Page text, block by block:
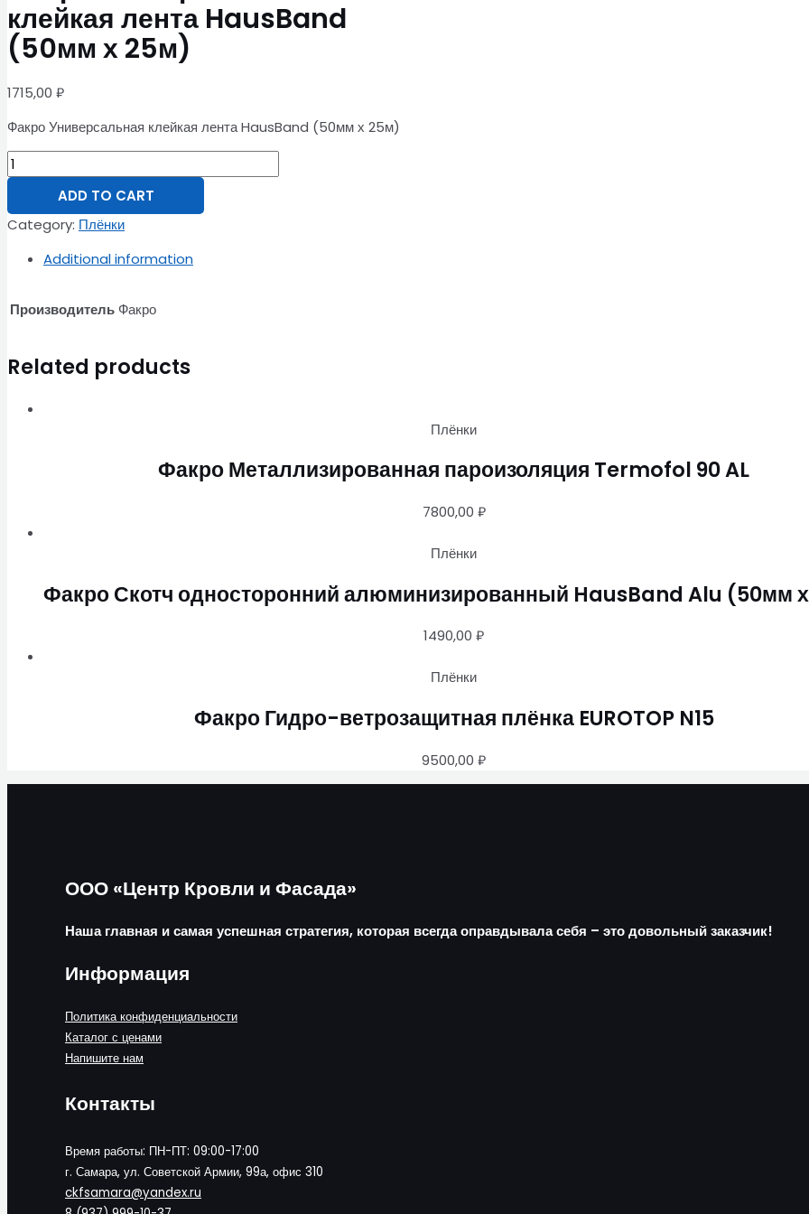
клейкая лента HausBand
(50мм х 25м)
1715,00 ₽
Факро Универсальная клейкая лента HausBand (50мм х 25м)
ADD TO CART
Category: Плёнки
Additional information
Производитель Факро
Related products
Плёнки
Факро Металлизированная пароизоляция Termofol 90 AL
7800,00 ₽
Плёнки
Факро Скотч односторонний алюминизированный HausBand Alu (50мм
1490,00 ₽
Плёнки
Факро Гидро-ветрозащитная плёнка EUROTOP N15
9500,00 ₽
ООО «Центр Кровли и Фасада»
Наша главная и самая успешная стратегия, которая всегда оправдывала себя – это довольный заказчик!
Информация
Политика конфиденциальности
Каталог с ценами
Напишите нам
Контакты
Время работы: ПН-ПТ: 09:00-17:00
г. Самара, ул. Советской Армии, 99а, офис 310
ckfsamara@yandex.ru